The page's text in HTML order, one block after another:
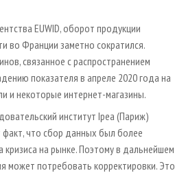
ПЛИТ
EUWID, оборот продукции
во Франции заметно сократился.
связанное с распространением
показателя в апреле 2020 года на
и некоторые интернет-магазины.
институт Ipea (Париж)
что сбор данных был более
на рынке. Поэтому в дальнейшем
может потребовать корректировки. Это